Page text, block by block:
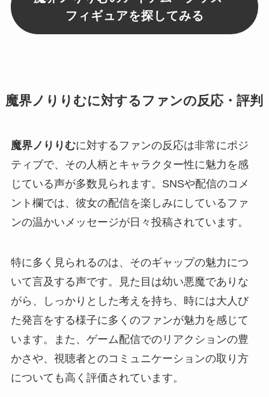
フィギュアを探してみる
魔界ノりりむに対するファンの反応・評判
魔界ノりりむに対するファンの反応は非常にポジ
ティブで、その人柄とキャラクター性に魅力を感
じている声が多数見られます。SNSや配信のコメ
ント欄では、彼女の配信を楽しみにしているファ
ンの温かいメッセージが日々投稿されています。
特に多く見られるのは、そのギャップの魅力につ
いて言及する声です。見た目は幼い悪魔でありな
がら、しっかりとした考えを持ち、時には大人び
た発言をする様子に多くのファンが魅力を感じて
います。また、ゲーム配信でのリアクションの豊
かさや、視聴者とのコミュニケーションの取り方
についても高く評価されています。